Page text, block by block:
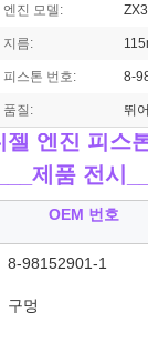
엔진 모델:
지름:
피스톤 번호: 8-
품질: 뛰
엔진 피스
제품 전시
OEM 번호
8-98152901-1
구멍